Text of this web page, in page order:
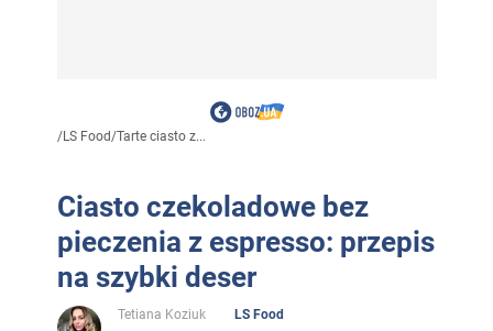
/LS Food/Tarte ciasto z...
Ciasto czekoladowe bez
pieczenia z espresso: przepis
na szybki deser
Tetiana Koziuk
LS Food